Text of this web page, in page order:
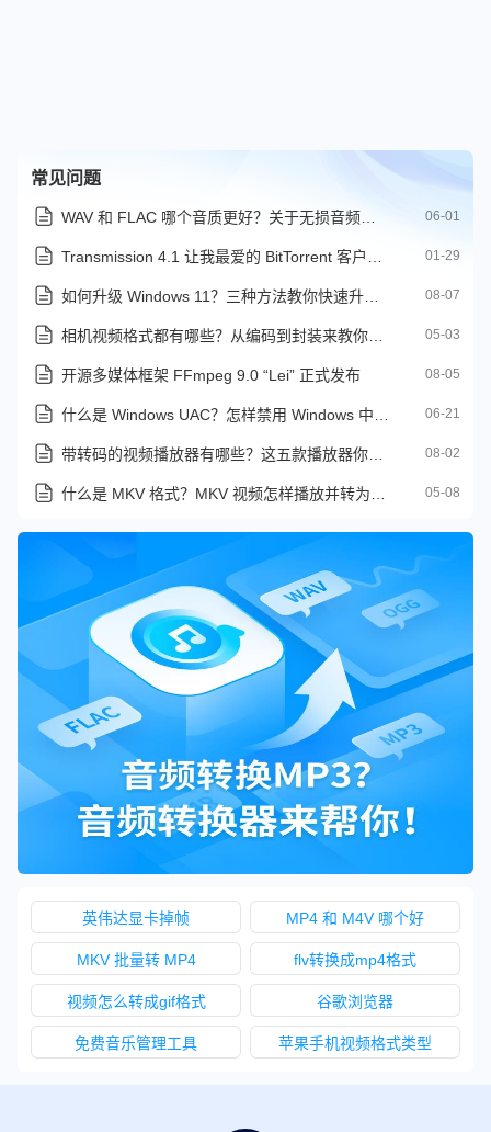
常见问题
WAV 和 FLAC 哪个音质更好？关于无损音频的终极解答 06-01
Transmission 4.1 让我最爱的 BitTorrent 客户端变得更好 01-29
如何升级 Windows 11？三种方法教你快速升级到 Windows 11 08-07
相机视频格式都有哪些？从编码到封装来教你怎么选 05-03
开源多媒体框架 FFmpeg 9.0 “Lei” 正式发布 08-05
什么是 Windows UAC？怎样禁用 Windows 中的用户账户控制提示 06-21
带转码的视频播放器有哪些？这五款播放器你可得收藏好了 08-02
什么是 MKV 格式？MKV 视频怎样播放并转为其它格式 05-08
英伟达显卡掉帧 MP4 和 M4V 哪个好
MKV 批量转 MP4 flv转换成mp4格式
视频怎么转成gif格式 谷歌浏览器
免费音乐管理工具 苹果手机视频格式类型